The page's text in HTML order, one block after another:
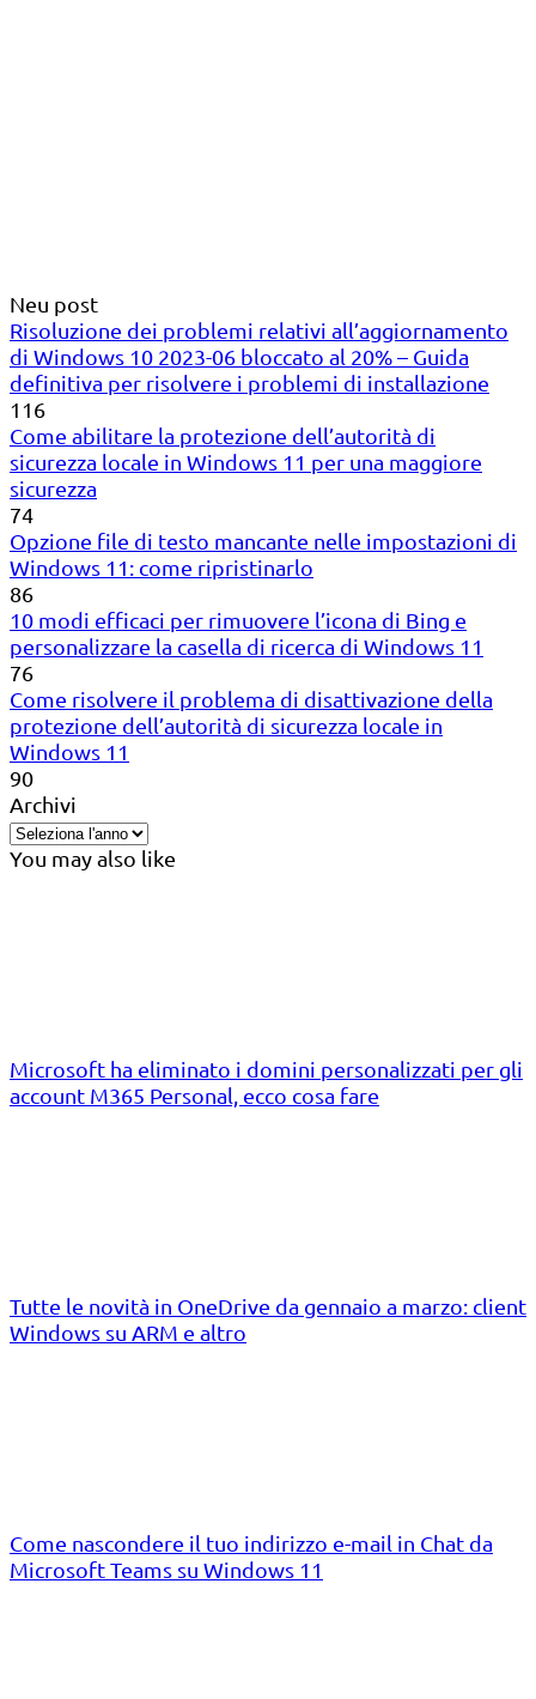
Neu post
Risoluzione dei problemi relativi all’aggiornamento
di Windows 10 2023-06 bloccato al 20% – Guida
definitiva per risolvere i problemi di installazione
116
Come abilitare la protezione dell’autorità di
sicurezza locale in Windows 11 per una maggiore
sicurezza
74
Opzione file di testo mancante nelle impostazioni di
Windows 11: come ripristinarlo
86
10 modi efficaci per rimuovere l’icona di Bing e
personalizzare la casella di ricerca di Windows 11
76
Come risolvere il problema di disattivazione della
protezione dell’autorità di sicurezza locale in
Windows 11
90
Archivi
You may also like
Microsoft ha eliminato i domini personalizzati per gli
account M365 Personal, ecco cosa fare
Tutte le novità in OneDrive da gennaio a marzo: client
Windows su ARM e altro
Come nascondere il tuo indirizzo e-mail in Chat da
Microsoft Teams su Windows 11